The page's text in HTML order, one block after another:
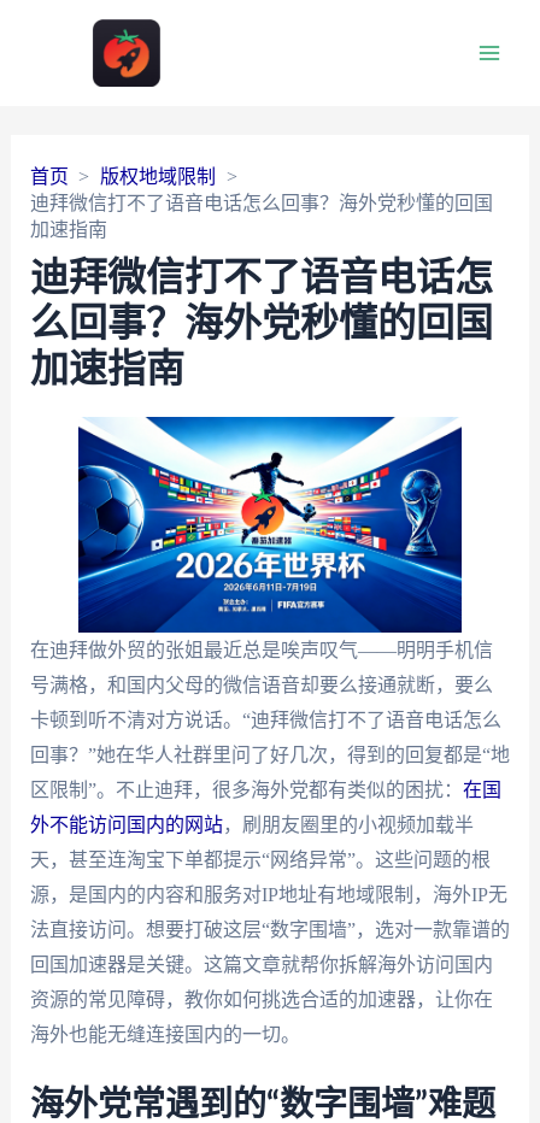
首页
版权地域限制
迪拜微信打不了语音电话怎么回事？海外党秒懂的回国
加速指南
迪拜微信打不了语音电话怎
么回事？海外党秒懂的回国
加速指南
在迪拜做外贸的张姐最近总是唉声叹气——明明手机信
号满格，和国内父母的微信语音却要么接通就断，要么
卡顿到听不清对方说话。“迪拜微信打不了语音电话怎么
回事？”她在华人社群里问了好几次，得到的回复都是“地
区限制”。不止迪拜，很多海外党都有类似的困扰： 在国
外不能访问国内的网站，刷朋友圈里的小视频加载半
天，甚至连淘宝下单都提示“网络异常”。这些问题的根
源，是国内的内容和服务对IP地址有地域限制，海外IP无
法直接访问。想要打破这层“数字围墙”，选对一款靠谱的
回国加速器是关键。这篇文章就帮你拆解海外访问国内
资源的常见障碍，教你如何挑选合适的加速器，让你在
海外也能无缝连接国内的一切。
海外党常遇到的“数字围墙”难题